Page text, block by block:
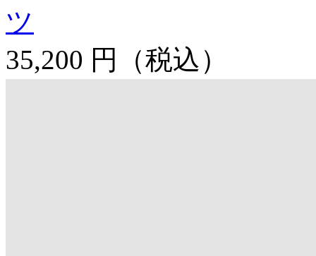
ツ
35,200 円
（税込）